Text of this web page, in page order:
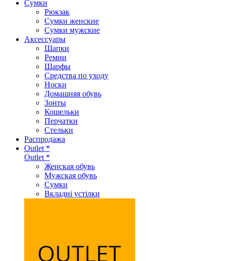
Сумки
Рюкзак
Сумки женские
Сумки мужские
Аксеcсуары
Шапки
Ремни
Шарфы
Средства по уходу
Носки
Домашняя обувь
Зонты
Кошельки
Перчатки
Стельки
Распродажа
Outlet *
Outlet *
Женская обувь
Мужская обувь
Сумки
Вкладні устілки